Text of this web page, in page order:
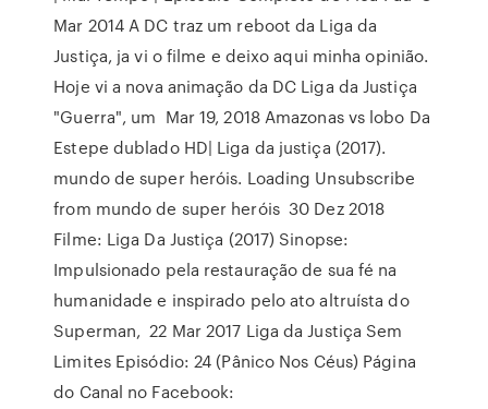
Mar 2014 A DC traz um reboot da Liga da
Justiça, ja vi o filme e deixo aqui minha opinião.
Hoje vi a nova animação da DC Liga da Justiça
"Guerra", um Mar 19, 2018 Amazonas vs lobo Da
Estepe dublado HD| Liga da justiça (2017).
mundo de super heróis. Loading Unsubscribe
from mundo de super heróis 30 Dez 2018
Filme: Liga Da Justiça (2017) Sinopse:
Impulsionado pela restauração de sua fé na
humanidade e inspirado pelo ato altruísta do
Superman, 22 Mar 2017 Liga da Justiça Sem
Limites Episódio: 24 (Pânico Nos Céus) Página
do Canal no Facebook: